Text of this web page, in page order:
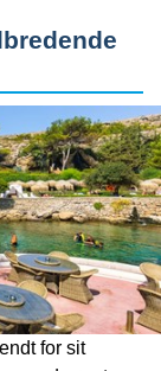
for sit